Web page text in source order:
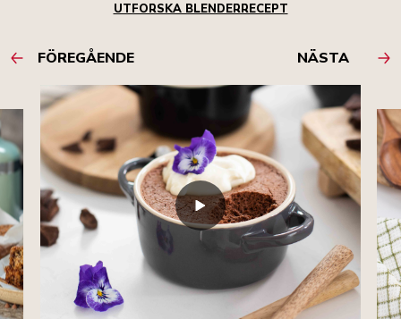
UTFORSKA BLENDERRECEPT
FÖREGÅENDE NÄSTA